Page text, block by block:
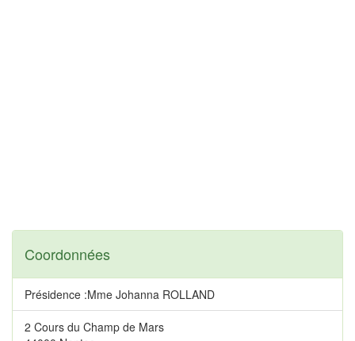
Coordonnées
Présidence :Mme Johanna ROLLAND
2 Cours du Champ de Mars